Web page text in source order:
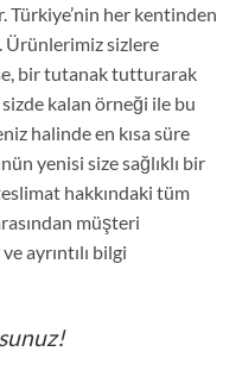
Türkiye’nin her kentinden
Ürünlerimiz sizlere
bir tutanak tutturarak
kalan örneği ile bu
halinde en kısa süre
yenisi size sağlıklı bir
hakkındaki tüm
müşteri
ayrıntılı bilgi